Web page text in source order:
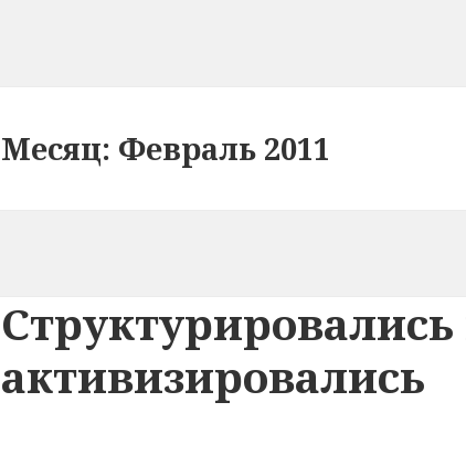
Месяц: Февраль 2011
Структурировались
активизировались